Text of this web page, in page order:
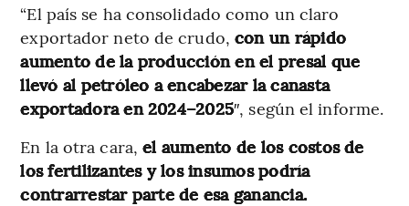
“El país se ha consolidado como un claro
exportador neto de crudo, con un rápido
aumento de la producción en el presal que
llevó al petróleo a encabezar la canasta
exportadora en 2024–2025″, según el informe.
En la otra cara, el aumento de los costos de
los fertilizantes y los insumos podría
contrarrestar parte de esa ganancia.